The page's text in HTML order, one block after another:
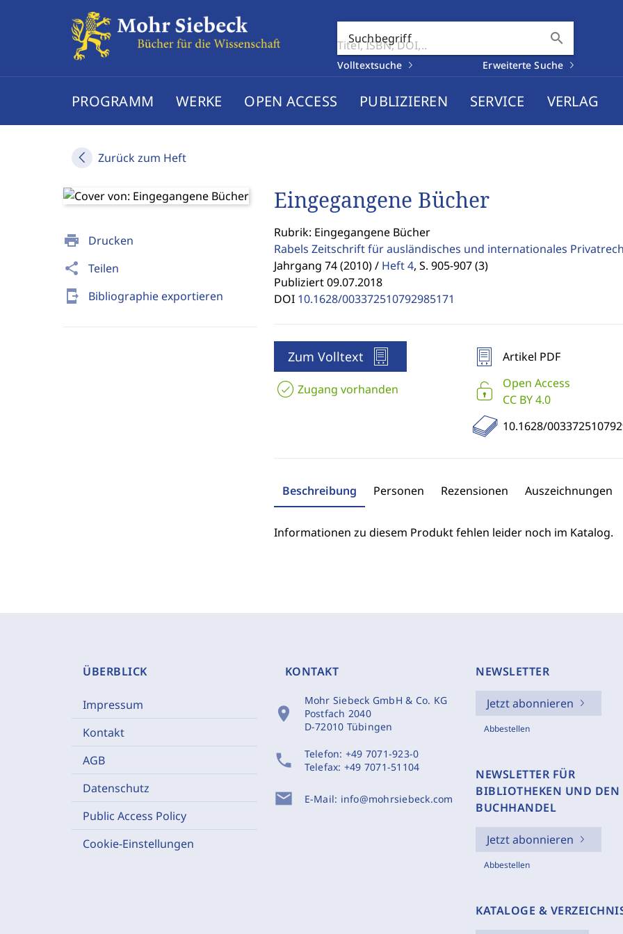
Suchbegriff search
Volltextsuche Erweiterte Suche
PROGRAMM WERKE OPEN ACCESS PUBLIZIEREN SERVICE VERLAG
Zurück zum Heft
print Drucken
share Teilen
send_to_mobile Bibliographie exportieren
Eingegangene Bücher
Rubrik: Eingegangene Bücher
Rabels Zeitschrift für ausländisches und internationales
Jahrgang 74 (2010) / Heft 4, S. 905-907 (3)
Publiziert 09.07.2018
DOI 10.1628/003372510792985171
Zum Volltext
Zugang vorhanden
Artikel PDF
Open Access
CC BY 4.0
10.1628/
Beschreibung Personen Rezensionen Auszeichnungen
Informationen zu diesem Produkt fehlen leider noch im Katalog.
ÜBERBLICK
Impressum
Kontakt
AGB
Datenschutz
Public Access Policy
Cookie-Einstellungen
KONTAKT
location_on
Mohr Siebeck GmbH & Co. KG
Postfach 2040
D-72010 Tübingen
phone Telefon: +49 7071-923-0
Telefax: +49 7071-51104
mail E-Mail: info@mohrsiebeck.com
NEWSLETTER
Jetzt abonnieren
Abbestellen
NEWSLETTER FÜR
BIBLIOTHEKEN UND DEN
BUCHHANDEL
Jetzt abonnieren
Abbestellen
KATALOGE &